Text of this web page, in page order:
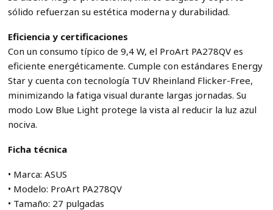
sólido refuerzan su estética moderna y durabilidad.
Eficiencia y certificaciones
Con un consumo típico de 9,4 W, el ProArt PA278QV es
eficiente energéticamente. Cumple con estándares Energy
Star y cuenta con tecnología TUV Rheinland Flicker-Free,
minimizando la fatiga visual durante largas jornadas. Su
modo Low Blue Light protege la vista al reducir la luz azul
nociva.
Ficha técnica
• Marca: ASUS
• Modelo: ProArt PA278QV
• Tamaño: 27 pulgadas